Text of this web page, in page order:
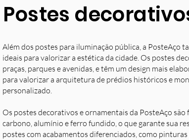
Postes
Além dos postes para iluminação pública, a PosteAço
ideais para valorizar a estética da cidade. Os postes
praças, parques e avenidas, e têm um design mais
para valorizar a arquitetura de prédios históricos e
personalizado.
Os postes decorativos e ornamentais da PosteAço
carbono, alumínio e ferro fundido, o que garante sua
postes com acabamentos diferenciados, como